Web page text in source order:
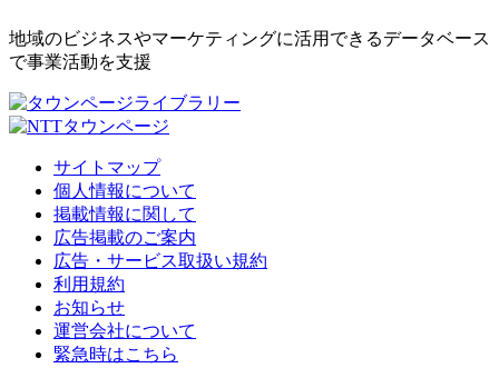
地域のビジネスやマーケティングに活用できるデータベース
で事業活動を支援
サイトマップ
個人情報について
掲載情報に関して
広告掲載のご案内
広告・サービス取扱い規約
利用規約
お知らせ
運営会社について
緊急時はこちら